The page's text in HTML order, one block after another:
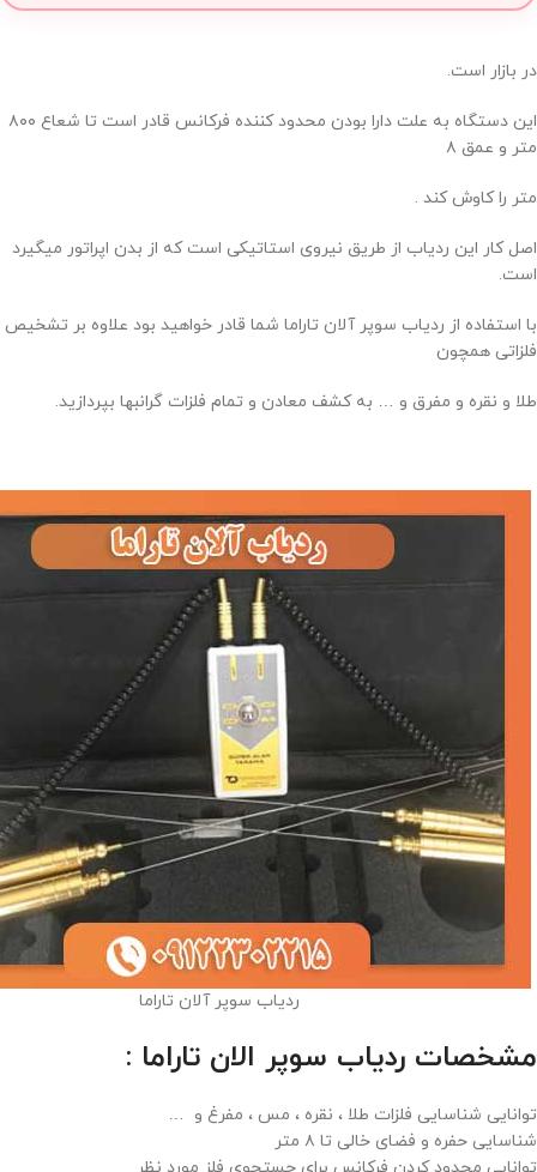
در بازار است.
این دستگاه به علت دارا بودن محدود کننده فرکانس قادر است تا شعاع ۸۰۰
متر و عمق ۸
متر را کاوش کند .
اصل کار این ردیاب از طریق نیروی استاتیکی است که از بدن اپراتور میگیرد
است.
با استفاده از ردیاب سوپر آلان تاراما شما قادر خواهید بود علاوه بر تشخیص
فلزاتی همچون
طلا و نقره و مفرق و … به کشف معادن و تمام فلزات گرانبها بپردازید.
ردیاب سوپر آلان تاراما
مشخصات ردیاب سوپر الان تاراما :
توانایی شناسایی فلزات طلا ، نقره ، مس ، مفرغ و …
شناسایی حفره و فضای خالی تا ۸ متر